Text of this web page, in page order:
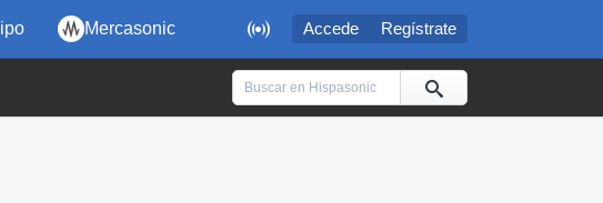
 Accede Regístrate
Mercasonic